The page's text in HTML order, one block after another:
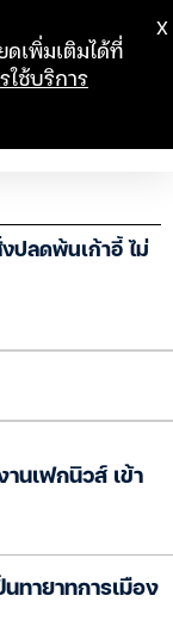
ปลดพ้นเก้าอี้ ไม่
นเฟกนิวส์ เข้า
ทายาทการเมือง
ดเพิ่มเติมได้ที่
ใช้บริการ
X